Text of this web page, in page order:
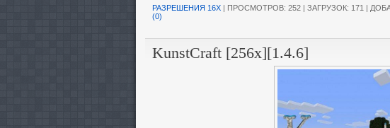
РАЗРЕШЕНИЯ 16X | ПРОСМОТРОВ: 252 | ЗАГРУЗОК: 171 |
(0)
KunstCraft [256x][1.4.6]